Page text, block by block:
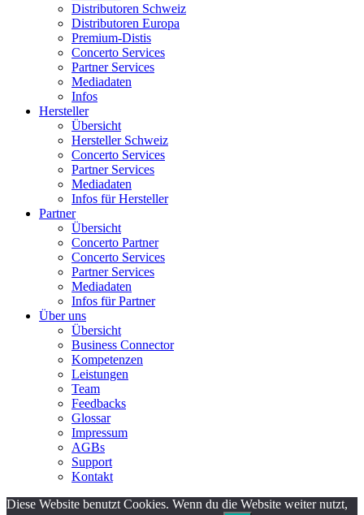
Distributoren Schweiz
Distributoren Europa
Premium-Distis
Concerto Services
Partner Services
Mediadaten
Infos
Hersteller
Übersicht
Hersteller Schweiz
Concerto Services
Partner Services
Mediadaten
Infos für Hersteller
Partner
Übersicht
Concerto Partner
Concerto Services
Partner Services
Mediadaten
Infos für Partner
Über uns
Übersicht
Business Connector
Kompetenzen
Leistungen
Team
Feedbacks
Glossar
Impressum
AGBs
Support
Kontakt
Diese Website benutzt Cookies. Wenn du die Website weiter nutzt,